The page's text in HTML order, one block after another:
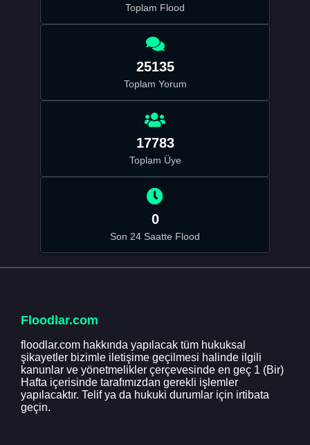
Toplam Flood
25135
Toplam Yorum
17783
Toplam Üye
0
Son 24 Saatte Flood
Floodlar.com
floodlar.com hakkında yapılacak tüm hukuksal
şikayetler bizimle iletişime geçilmesi halinde ilgili
kanunlar ve yönetmelikler çerçevesinde en geç 1 (Bir)
Hafta içerisinde tarafımızdan gerekli işlemler
yapılacaktır. Telif ya da hukuki durumlar için irtibata
geçin.